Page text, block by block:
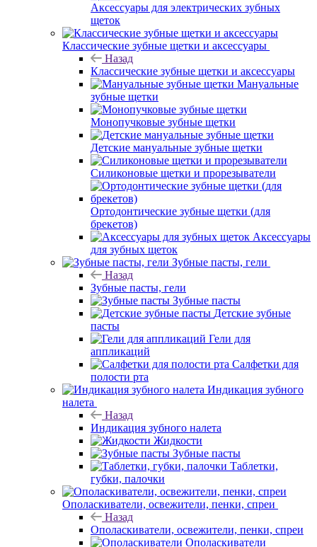
Аксессуары для электрических зубных
щеток
Классические зубные щетки и аксессуары
Назад
Классические зубные щетки и аксессуары
Мануальные
зубные щетки
Монопучковые зубные щетки
Детские мануальные зубные щетки
Силиконовые щетки и прорезыватели
Ортодонтические зубные щетки (для
брекетов)
Аксессуары
для зубных щеток
Зубные пасты, гели
Назад
Зубные пасты, гели
Зубные пасты
Детские зубные
пасты
Гели для
аппликаций
Салфетки для
полости рта
Индикация зубного
налета
Назад
Индикация зубного налета
Жидкости
Зубные пасты
Таблетки,
губки, палочки
Ополаскиватели, освежители, пенки, спреи
Назад
Ополаскиватели, освежители, пенки, спреи
Ополаскиватели